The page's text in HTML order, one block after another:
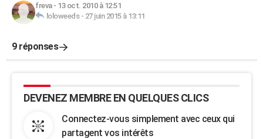
freva- 13 oct. 2010 à 12:51
loloweeds- 27 juin 2015 à 13:11
9 réponses
DEVENEZ MEMBRE EN QUELQUES CLICS
Connectez-vous simplement avec ceux qui
partagent vos intérêts